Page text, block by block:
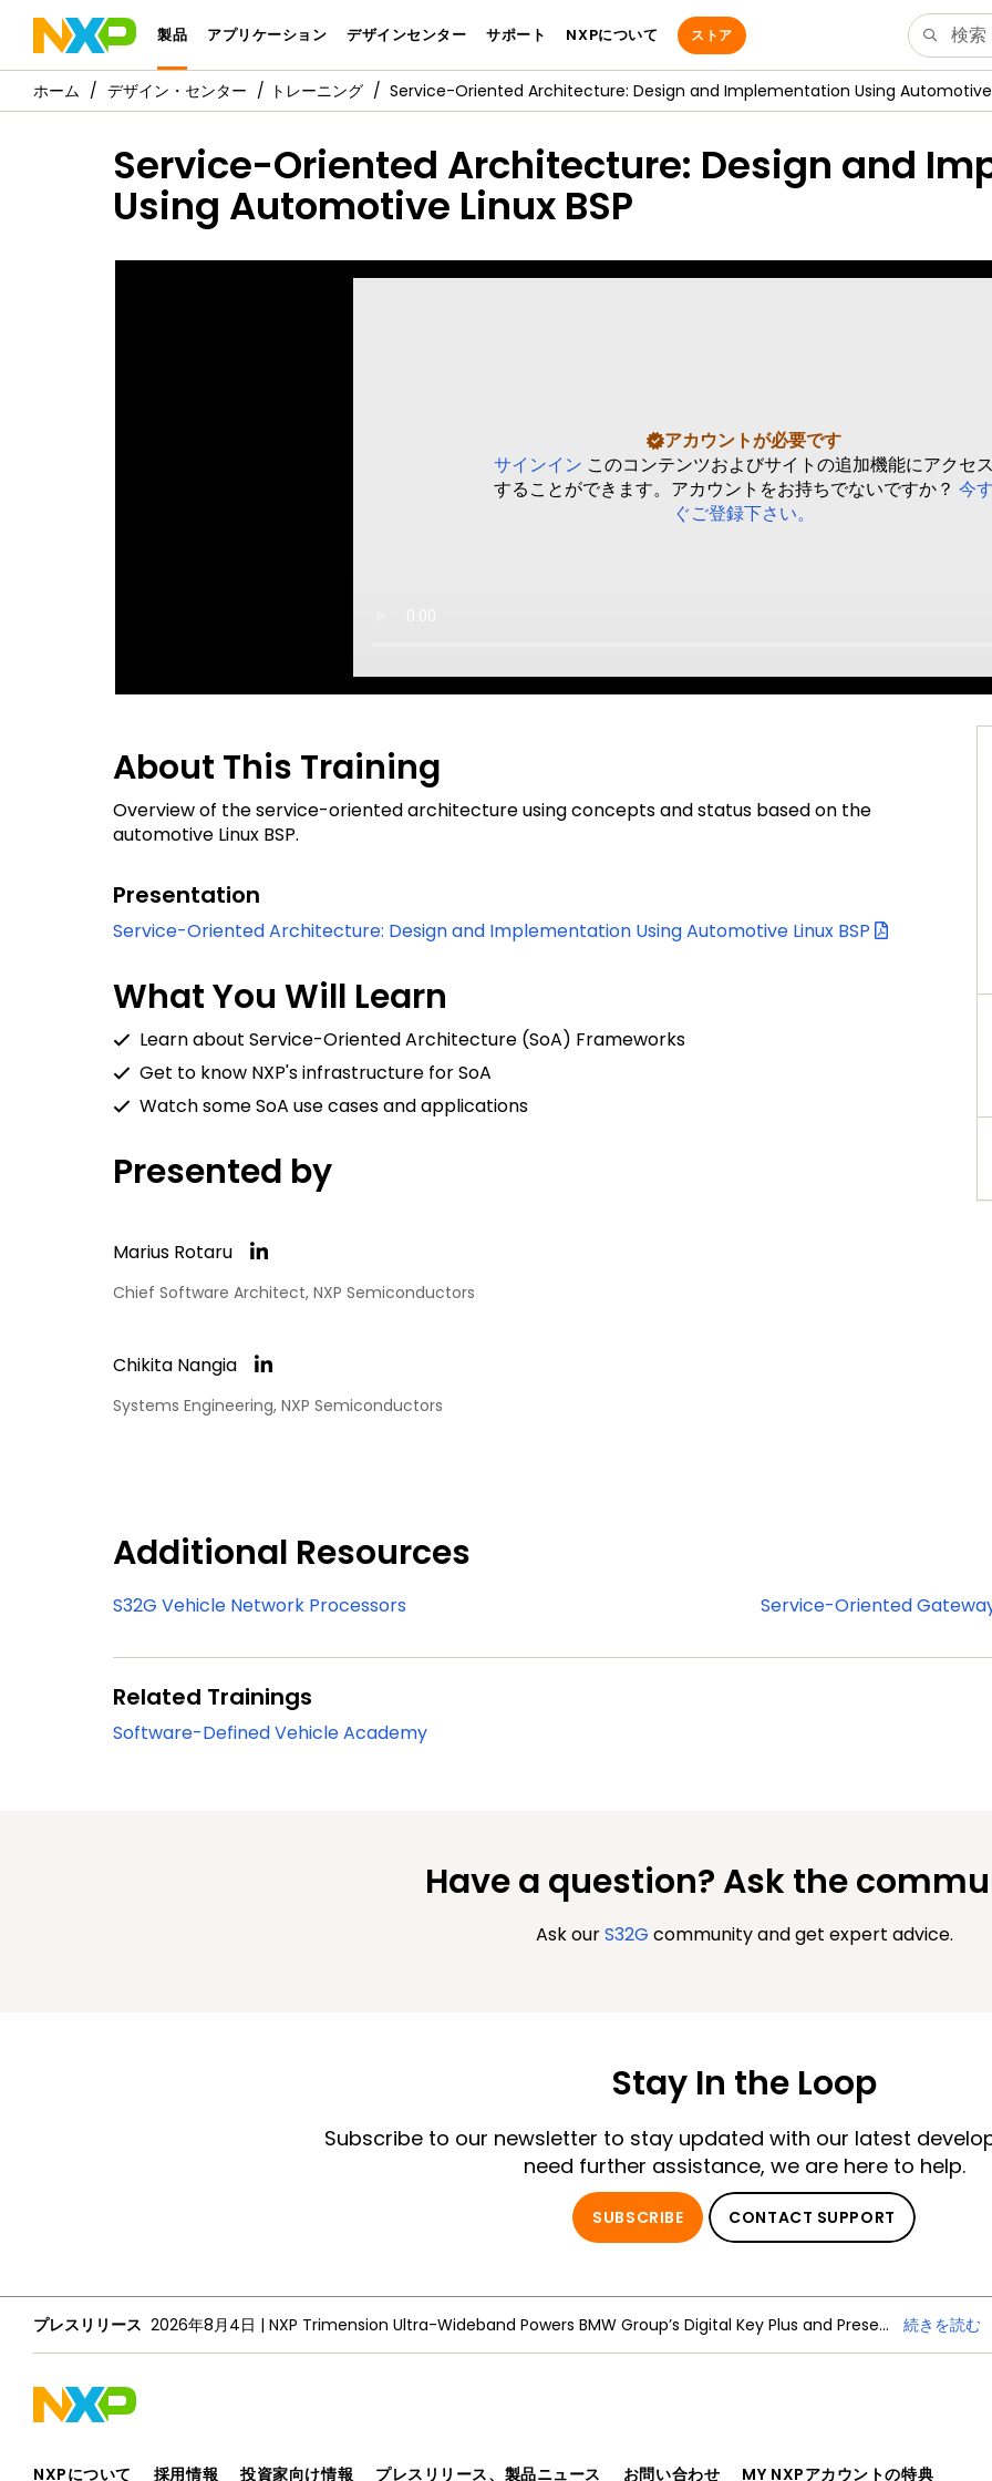
製品 アプリケーション デザインセンター サポート NXPについて ストア
デザイン・センター トレーニング Service-Oriented Architecture: Design and Implementation Using Automotive
Service-Oriented Architecture: Design and
Using Automotive Linux BSP
アカウントが必要です
サインイン このコンテンツおよびサイトの追加機能にアクセス
することができます。アカウントをお持ちでないですか？今す
ぐご登録下さい。
About This Training
Overview of the service-oriented architecture using concepts and status based on the
automotive Linux BSP.
Presentation
Service-Oriented Architecture: Design and Implementation Using Automotive Linux BSP
What You Will Learn
Learn about Service-Oriented Architecture (SoA) Frameworks
Get to know NXP's infrastructure for SoA
Watch some SoA use cases and applications
Presented by
Marius Rotaru
Chief Software Architect, NXP Semiconductors
Chikita Nangia
Systems Engineering, NXP Semiconductors
Additional Resources
S32G Vehicle Network Processors Service-Oriented
Related Trainings
Software-Defined Vehicle Academy
Have a question? Ask the
Ask ourS32G community and get expert advice.
Stay In the Loop
Subscribe to our newsletter to stay updated with our latest
need further assistance, we are here to help.
SUBSCRIBE CONTACT SUPPORT
プレスリリース 2026年8月4日 | NXP Trimension Ultra-Wideband Powers BMW Group’s Digital Key Plus and Presence Detection 続きを読む
NXPについて 採用情報 投資家向け情報 プレスリリース、製品ニュース お問い合わせ MY NXPアカウントの特典